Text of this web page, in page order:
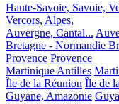
Haute-Savoie, Savoie,
Vercors, Alpes,
Auvergne, Cantal...
Bretagne - Normandie
Provence Provence
Martinique Antilles
Île de la Réunion Île de
Guyane, Amazonie